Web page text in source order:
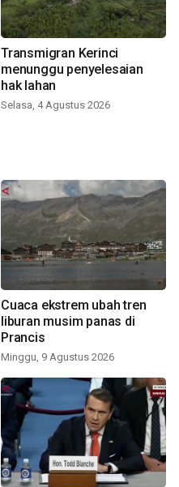
Transmigran Kerinci
menunggu penyelesaian
hak lahan
Selasa, 4 Agustus 2026
Cuaca ekstrem ubah tren
liburan musim panas di
Prancis
Minggu, 9 Agustus 2026